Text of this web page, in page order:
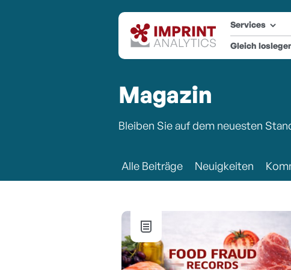
Services
Gleich
Magazin
Bleiben Sie auf dem neuesten
Alle Beiträge Neuigkeiten